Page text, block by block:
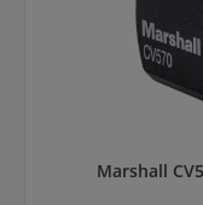
Marshall